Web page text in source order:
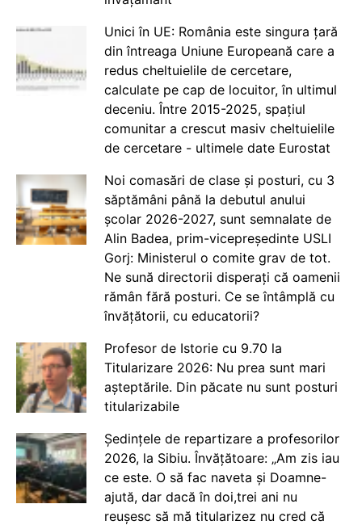
Unici în UE: România este singura țară
din întreaga Uniune Europeană care a
redus cheltuielile de cercetare,
calculate pe cap de locuitor, în ultimul
deceniu. Între 2015-2025, spațiul
comunitar a crescut masiv cheltuielile
de cercetare - ultimele date Eurostat
Noi comasări de clase și posturi, cu 3
săptămâni până la debutul anului
școlar 2026-2027, sunt semnalate de
Alin Badea, prim-vicepreședinte USLI
Gorj: Ministerul o comite grav de tot.
Ne sună directorii disperați că oamenii
rămân fără posturi. Ce se întâmplă cu
învățătorii, cu educatorii?
Profesor de Istorie cu 9.70 la
Titularizare 2026: Nu prea sunt mari
așteptările. Din păcate nu sunt posturi
titularizabile
Ședințele de repartizare a profesorilor
2026, la Sibiu. Învățătoare: „Am zis iau
ce este. O să fac naveta și Doamne-
ajută, dar dacă în doi,trei ani nu
reușesc să mă titularizez nu cred că